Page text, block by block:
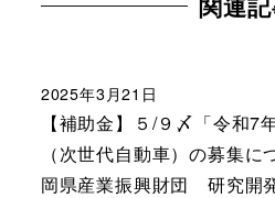
【補助金】５/９〆「令和
（次世代自動車）の募集
岡県産業振興財団 研究開
2025年3月21日